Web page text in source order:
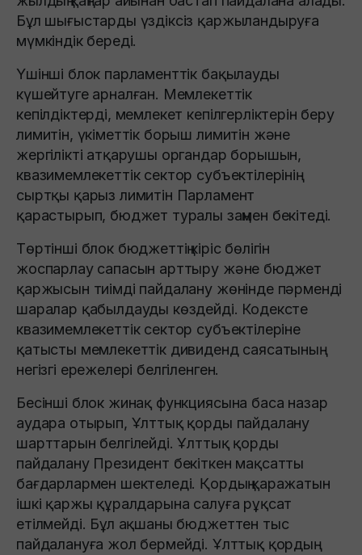
Бұл шығыстарды үздіксіз қаржыландыруға
мүмкіндік береді.
Үшінші блок парламенттік бақылауды
күшейтуге арналған. Мемлекеттік
кепілдіктерді, мемлекет кепілгерліктерін беру
лимитін, үкіметтік борыш лимитін және
жергілікті атқарушы органдар борышын,
квазимемлекеттік сектор субъектілерінің
сыртқы қарыз лимитін Парламент
қарастырып, бюджет туралы заңмен бекітеді.
Төртінші блок бюджеттің кіріс бөлігін
жоспарлау сапасын арттыру және бюджет
қаржысын тиімді пайдалану жөнінде пәрменді
шаралар қабылдауды көздейді. Кодексте
квазимемлекеттік сектор субъектілеріне
қатысты мемлекеттік дивиденд саясатының
негізгі ережелері белгіленген.
Бесінші блок жинақ функциясына баса назар
аудара отырып, Ұлттық қорды пайдалану
шарттарын белгілейді. Ұлттық қорды
пайдалану Президент бекіткен мақсатты
бағдарлармен шектеледі. Қордың қаражатын
ішкі қаржы құралдарына салуға рұқсат
етілмейді. Бұл ақшаны бюджеттен тыс
пайдалануға жол бермейді. Ұлттық қордың